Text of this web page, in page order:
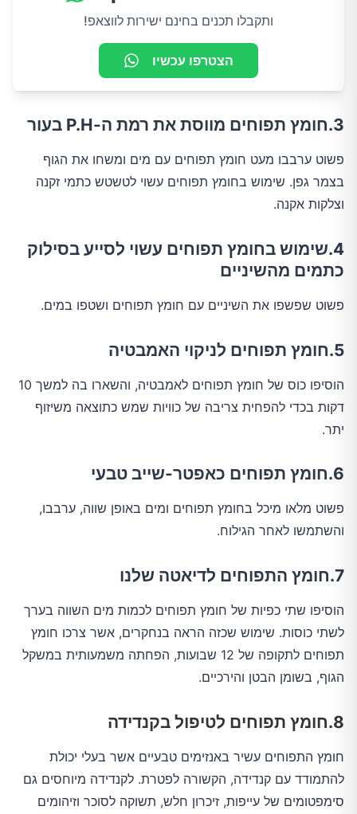
ותקבלו תכנים בחינם ישירות לווצאפ!
הצטרפו עכשיו
3.חומץ תפוחים מווסת את רמת ה-P.H בעור
פשוט ערבבו מעט חומץ תפוחים עם מים ומשחו את הגוף
בצמר גפן. שימוש בחומץ תפוחים עשוי לטשטש כתמי זקנה
וצלקות אקנה.
4.שימוש בחומץ תפוחים עשוי לסייע בסילוק
כתמים מהשיניים
פשוט שפשפו את השיניים עם חומץ תפוחים ושטפו במים.
5.חומץ תפוחים לניקוי האמבטיה
הוסיפו כוס של חומץ תפוחים לאמבטיה, והשארו בה למשך 10
דקות בכדי להפחית צריבה של כוויות שמש כתוצאה משיזוף
יתר.
6.חומץ תפוחים כאפטר-שייב טבעי
פשוט מלאו מיכל בחומץ תפוחים ומים באופן שווה, ערבבו,
והשתמשו לאחר הגילוח.
7.חומץ התפוחים לדיאטה שלנו
הוסיפו שתי כפיות של חומץ תפוחים לכמות מים השווה בערך
לשתי כוסות. שימוש שכזה הראה בנחקרים, אשר צרכו חומץ
תפוחים לתקופה של 12 שבועות, הפחתה משמעותית במשקל
הגוף, בשומן הבטן והירכיים.
8.חומץ תפוחים לטיפול בקנדידה
חומץ התפוחים עשיר באנזימים טבעיים אשר בעלי יכולת
להתמודד עם קנדידה, הקשורה לפטרת. לקנדידה מיוחסים גם
סימפטומים של עייפות, זיכרון חלש, תשוקה לסוכר וזיהומים